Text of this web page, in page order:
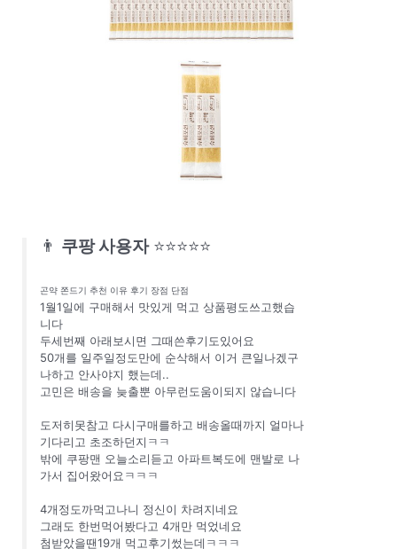
👨 쿠팡 사용자 ⭐⭐⭐⭐⭐
곤약 쫀드기 추천 이유 후기 장점 단점
1월1일에 구매해서 맛있게 먹고 상품평도쓰고했습
니다
두세번째 아래보시면 그때쓴후기도있어요
50개를 일주일정도만에 순삭해서 이거 큰일나겠구
나하고 안사야지 했는데..
고민은 배송을 늦출뿐 아무런도움이되지 않습니다
도저히못참고 다시구매를하고 배송올때까지 얼마나
기다리고 초조하던지ㅋㅋ
밖에 쿠팡맨 오늘소리듣고 아파트복도에 맨발로 나
가서 집어왔어요ㅋㅋㅋ
4개정도까먹고나니 정신이 차려지네요
그래도 한번먹어봤다고 4개만 먹었네요
첨받았을땐19개 먹고후기썼는데ㅋㅋㅋ